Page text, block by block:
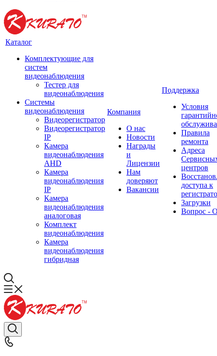
Каталог
Комплектующие для
систем
видеонаблюдения
Тестер для
видеонаблюдения
Системы
видеонаблюдения
Видеорегистратор
Видеорегистратор
IP
Камера
видеонаблюдения
AHD
Камера
видеонаблюдения
IP
Камера
видеонаблюдения
аналоговая
Комплект
видеонаблюдения
Камера
видеонаблюдения
гибридная
Компания
О нас
Новости
Награды
и
Лицензии
Нам
доверяют
Вакансии
Поддержка
Условия
Правила
ремонта
Адреса
центров
доступа к
Загрузки
Вопрос -